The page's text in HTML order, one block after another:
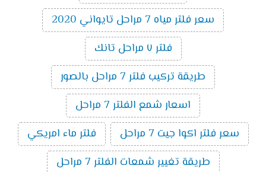
سعر فلتر مياه 7 مراحل تايواني 2020
فلتر ٧ مراحل تانك
طريقة تركيب فلتر 7 مراحل بالصور
اسعار شمع الفلتر 7 مراحل
سعر فلتر اكوا جيت 7 مراحل
فلتر ماء امريكي
طريقة تغيير شمعات الفلتر 7 مراحل